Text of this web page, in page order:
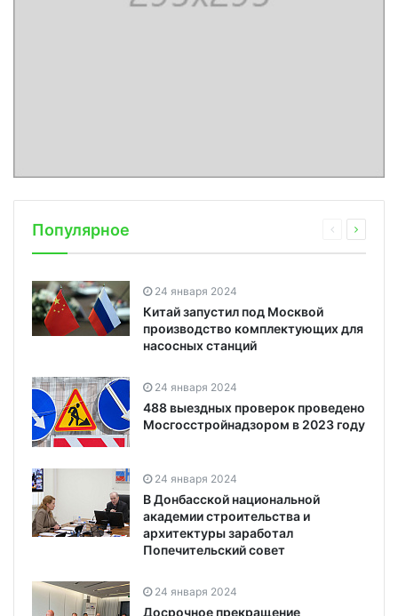
Популярное
24 января 2024
Китай запустил под Москвой
производство комплектующих для
насосных станций
24 января 2024
488 выездных проверок проведено
Мосгосстройнадзором в 2023 году
24 января 2024
В Донбасской национальной
академии строительства и
архитектуры заработал
Попечительский совет
24 января 2024
Досрочное прекращение